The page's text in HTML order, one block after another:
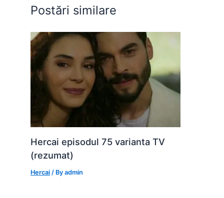
k
er
Postări similare
Hercai episodul 75 varianta TV
(rezumat)
Hercai / Byadmin